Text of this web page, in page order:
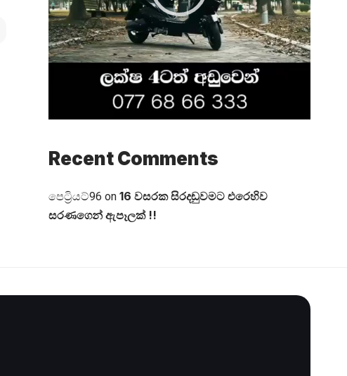
Recent Comments
පෙට්‍රියට්96 on 16 වසරක සිරදඬුවමට එරෙහිව
සරණගෙන් ඇපෑලක් !!